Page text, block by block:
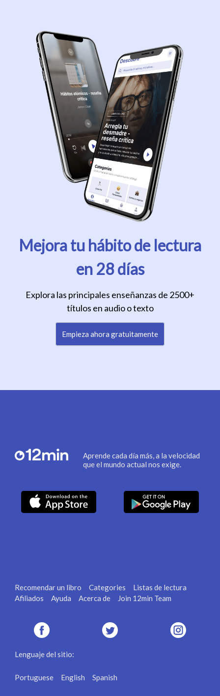
Mejora tu hábito de lectura
en 28 días
Explora las principales enseñanzas de 2500+
títulos en audio o texto
Empieza ahora gratuitamente
Aprende cada día más, a la velocidad
que el mundo actual nos exige.
Recomendar un libro Categories
Listas de lectura
Afiliados
Ayuda Acerca de Join 12min Team
Lenguaje del sitio:
Portuguese English Spanish